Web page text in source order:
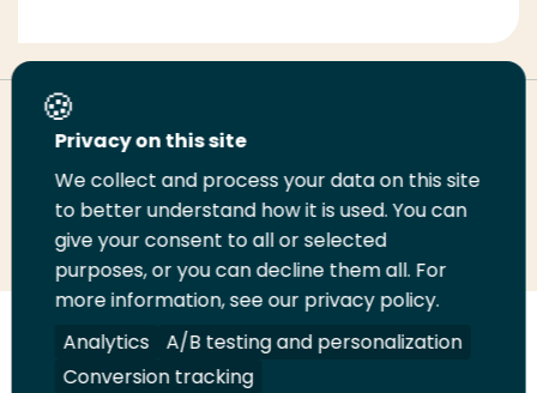
Deel deze pagina
Deel
LinkedIn
Deel
op
Twitter
Deel
op
Facebook
Email
deze
pagina
Print
deze
pagina
Volg
ons
Volg
ons
Volg
ons
Volg
ons
Privacy on this site
We collect and process your data on this site
to better understand how it is used. You can
give your consent to all or selected
purposes, or you can decline them all. For
more information, see our privacy policy.
Analytics
A/B testing and personalization
Conversion tracking